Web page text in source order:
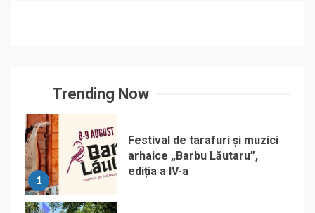
Trending Now
1
Festival de tarafuri și muzici
arhaice „Barbu Lăutaru”,
ediția a IV-a